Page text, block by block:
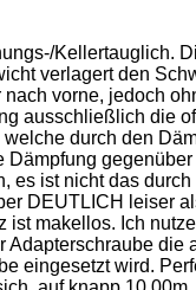
Kellertauglich.
verlagert den
vorne, jedoch
ausschließlich die
durch den
Dämpfung
es ist nicht das
DEUTLICH leiser
ist makellos. Ich
Adapterschraube die
eingesetzt wird.